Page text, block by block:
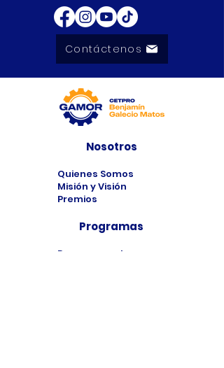
Contáctenos
Nosotros
Quienes Somos
Misión y Visión
Premios
Programas
Programas de